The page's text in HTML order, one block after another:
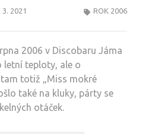
3. 2021 ROK 2006
2006 v Discobaru Jáma
letní teploty, ale o
totiž „Miss mokré
také na kluky, párty se
otáček.